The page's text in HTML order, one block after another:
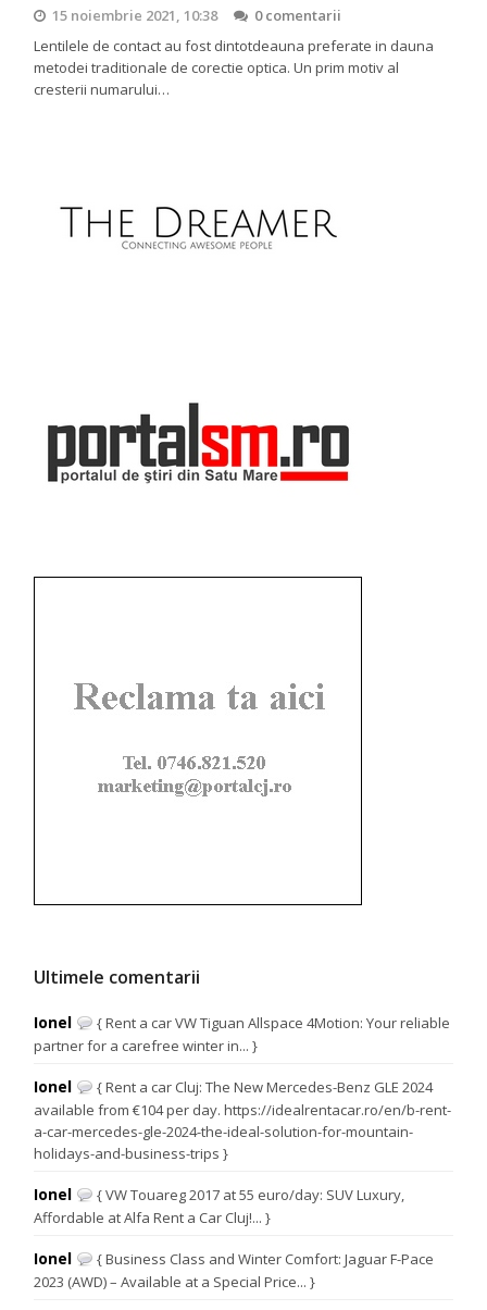
15 noiembrie 2021, 10:38
0 comentarii
Lentilele de contact au fost dintotdeauna preferate in dauna
metodei traditionale de corectie optica. Un prim motiv al
cresterii numarului…
Ultimele comentarii
Ionel
{ Rent a car VW Tiguan Allspace 4Motion: Your reliable
partner for a carefree winter in... }
Ionel
{ Rent a car Cluj: The New Mercedes-Benz GLE 2024
available from €104 per day. https://idealrentacar.ro/en/b-rent-
a-car-mercedes-gle-2024-the-ideal-solution-for-mountain-
holidays-and-business-trips }
Ionel
{ VW Touareg 2017 at 55 euro/day: SUV Luxury,
Affordable at Alfa Rent a Car Cluj!... }
Ionel
{ Business Class and Winter Comfort: Jaguar F-Pace
2023 (AWD) – Available at a Special Price... }